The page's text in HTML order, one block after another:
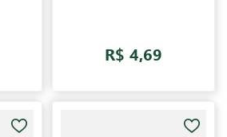
R$ 4,69